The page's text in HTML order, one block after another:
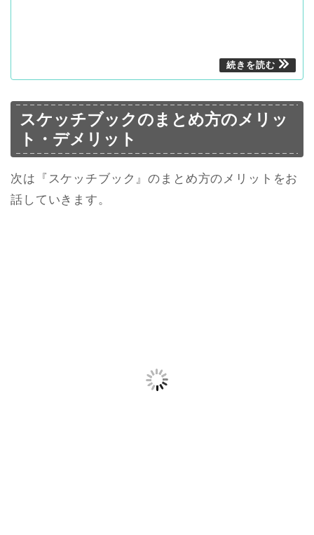
スケッチブックのまとめ方のメリッ
ト・デメリット
次は『スケッチブック』のまとめ方のメリットをお
話していきます。